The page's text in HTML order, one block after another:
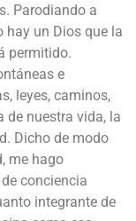
Parodiando a
hay un Dios que la
permitido.
e
leyes, caminos,
de nuestra vida, la
Dicho de modo
me hago
conciencia
integrante de